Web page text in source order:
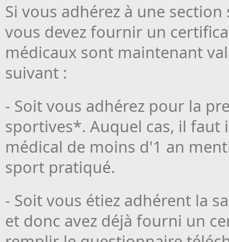
Si vous adhérez à une
vous devez fournir un
médicaux sont maintenant
suivant :
- Soit vous adhérez pour la
sportives*. Auquel cas, il
médical de moins d'1 an
sport pratiqué.
- Soit vous étiez adhérent la
et donc avez déjà fourni un